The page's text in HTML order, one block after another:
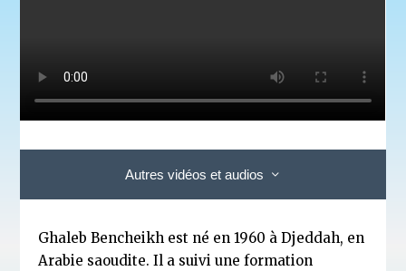
Autres vidéos et audios
Ghaleb Bencheikh est né en 1960 à Djeddah, en
Arabie saoudite. Il a suivi une formation